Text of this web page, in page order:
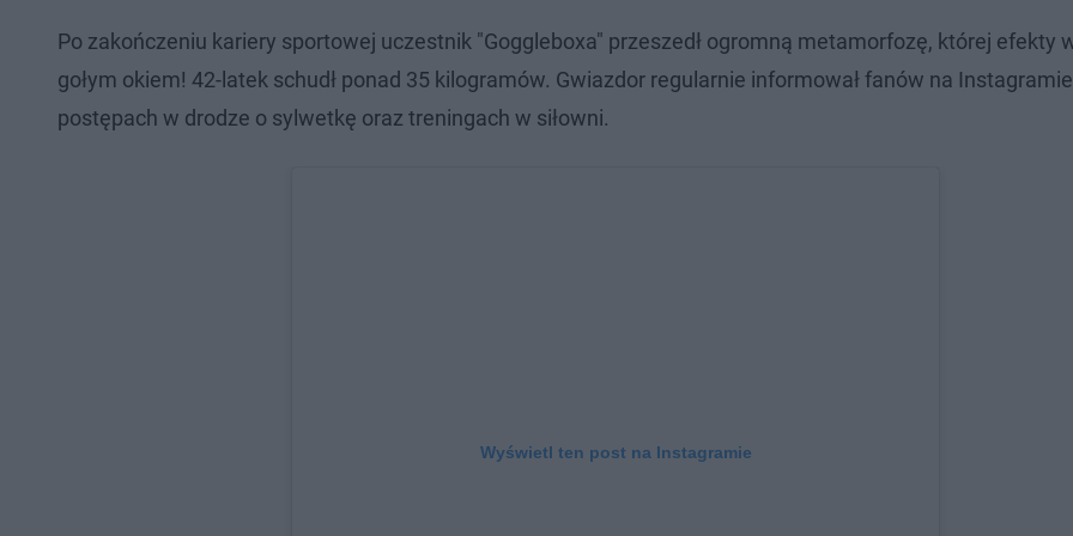
Po zakończeniu kariery sportowej uczestnik "Goggleboxa" przeszedł ogromną metamorfozę, której efekty
gołym okiem! 42-latek schudł ponad 35 kilogramów. Gwiazdor regularnie informował fanów na
postępach w drodze o sylwetkę oraz treningach w siłowni.
Wyświetl ten post na Instagramie